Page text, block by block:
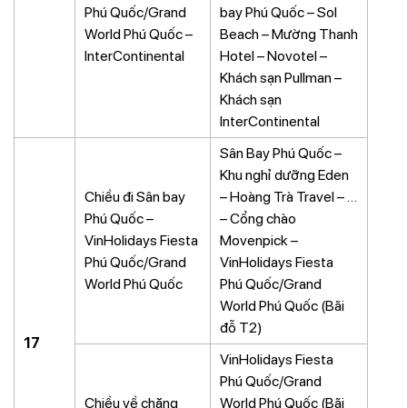
Phú Quốc/Grand
World Phú Quốc –
InterContinental
bay Phú Quốc – Sol
Beach – Mường Thanh
Hotel – Novotel –
Khách sạn Pullman –
Khách sạn
InterContinental
17
Chiều đi Sân bay
Phú Quốc –
VinHolidays Fiesta
Phú Quốc/Grand
World Phú Quốc
Sân Bay Phú Quốc –
Khu nghỉ dưỡng Eden
– Hoàng Trà Travel – …
– Cổng chào
Movenpick –
VinHolidays Fiesta
Phú Quốc/Grand
World Phú Quốc (Bãi
đỗ T2)
Chiều về chặng
VinHolidays Fiesta
Phú Quốc/Grand
World Phú Quốc (Bãi